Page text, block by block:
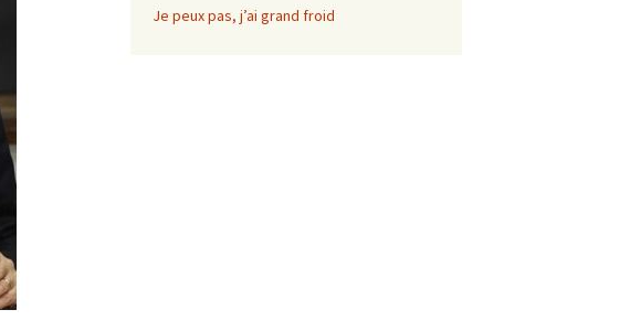
Je peux pas, j’ai grand froid